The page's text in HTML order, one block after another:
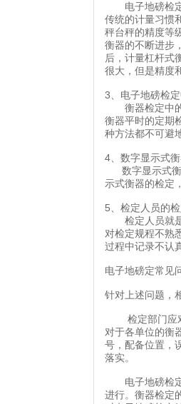
电子地磅检定
传统的计量习惯
秤台秤的精度等
衡器的不断进步
后，计量杠杆式
很大，但是精度
3、电子地磅检
衡器检定中的
衡器平时的定期
种方法都不可避
4、数字显示式
数字显示式衡
示式衡器的检定
5、检定人员的
检定人员就是
对检定规程不熟
过程中记录不认
电子地磅定常见
针对上述问题，
检定部门应对
对于各单位的衡
号，配备位置，
落实。
电子地磅检定
进行。衡器检定